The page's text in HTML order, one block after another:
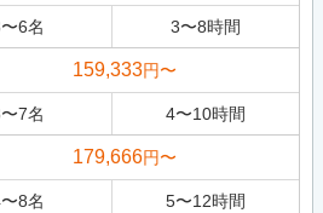
〜6名 3〜8時間
159,333円〜
〜7名 4〜10時間
179,666円〜
〜8名 5〜12時間